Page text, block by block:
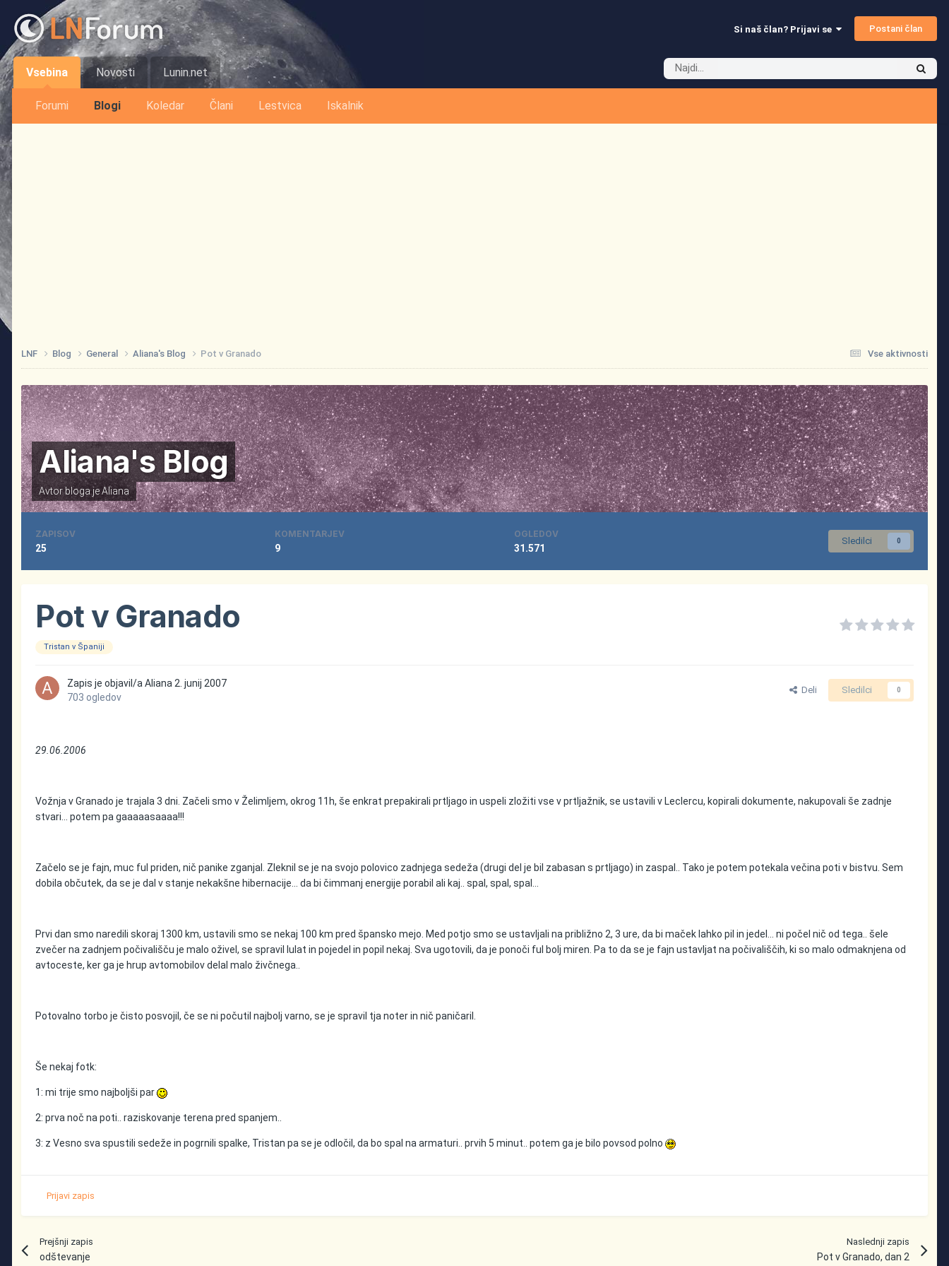
Si naš član? Prijavi se Postani član
Vsebina
Forumi Blogi Koledar Člani Lestvica Iskalnik
Novosti Lunin.net
Vse aktivnosti
LNF Blog General Aliana's Blog Pot v Granado
Aliana's Blog
Avtor bloga jeAliana
Sledilci 0
ZAPISOV
25
KOMENTARJEV
9
OGLEDOV
31.571
Pot v Granado
Tristan v Španiji
Zapis je objavil/aAliana 2. junij 2007
703 ogledov
Deli Sledilci 0
29.06.2006
Vožnja v Granado je trajala 3 dni. Začeli smo v Želimljem, okrog 11h, še enkrat prepakirali prtljago in uspeli zložiti vse v prtljažnik, se ustavili v Leclercu, kopirali dokumente, nakupovali še zadnje
stvari... potem pa gaaaaasaaaa!!!
Začelo se je fajn, muc ful priden, nič panike zganjal. Zleknil se je na svojo polovico zadnjega sedeža (drugi del je bil zabasan s prtljago) in zaspal.. Tako je potem potekala večina poti v bistvu. Sem
dobila občutek, da se je dal v stanje nekakšne hibernacije... da bi čimmanj energije porabil ali kaj.. spal, spal, spal...
Prvi dan smo naredili skoraj 1300 km, ustavili smo se nekaj 100 km pred špansko mejo. Med potjo smo se ustavljali na približno 2, 3 ure, da bi maček lahko pil in jedel... ni počel nič od tega.. šele
zvečer na zadnjem počivališču je malo oživel, se spravil lulat in pojedel in popil nekaj. Sva ugotovili, da je ponoči ful bolj miren. Pa to da se je fajn ustavljat na počivališčih, ki so malo odmaknjena od
avtoceste, ker ga je hrup avtomobilov delal malo živčnega..
Potovalno torbo je čisto posvojil, če se ni počutil najbolj varno, se je spravil tja noter in nič paničaril.
Še nekaj fotk:
1: mi trije smo najboljši par
2: prva noč na poti.. raziskovanje terena pred spanjem..
3: z Vesno sva spustili sedeže in pogrnili spalke, Tristan pa se je odločil, da bo spal na armaturi.. prvih 5 minut.. potem ga je bilo povsod polno
Prijavi zapis
Prejšnji zapis
odštevanje
Naslednji zapis
Pot v Granado, dan 2